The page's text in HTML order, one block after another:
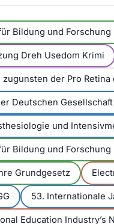
Bildung und
Dreh Usedom Krimi
der Pro Retina
Deutschen
und
Bildung und Forschung
Grundgesetz
53. Internationale
Education Industry’s